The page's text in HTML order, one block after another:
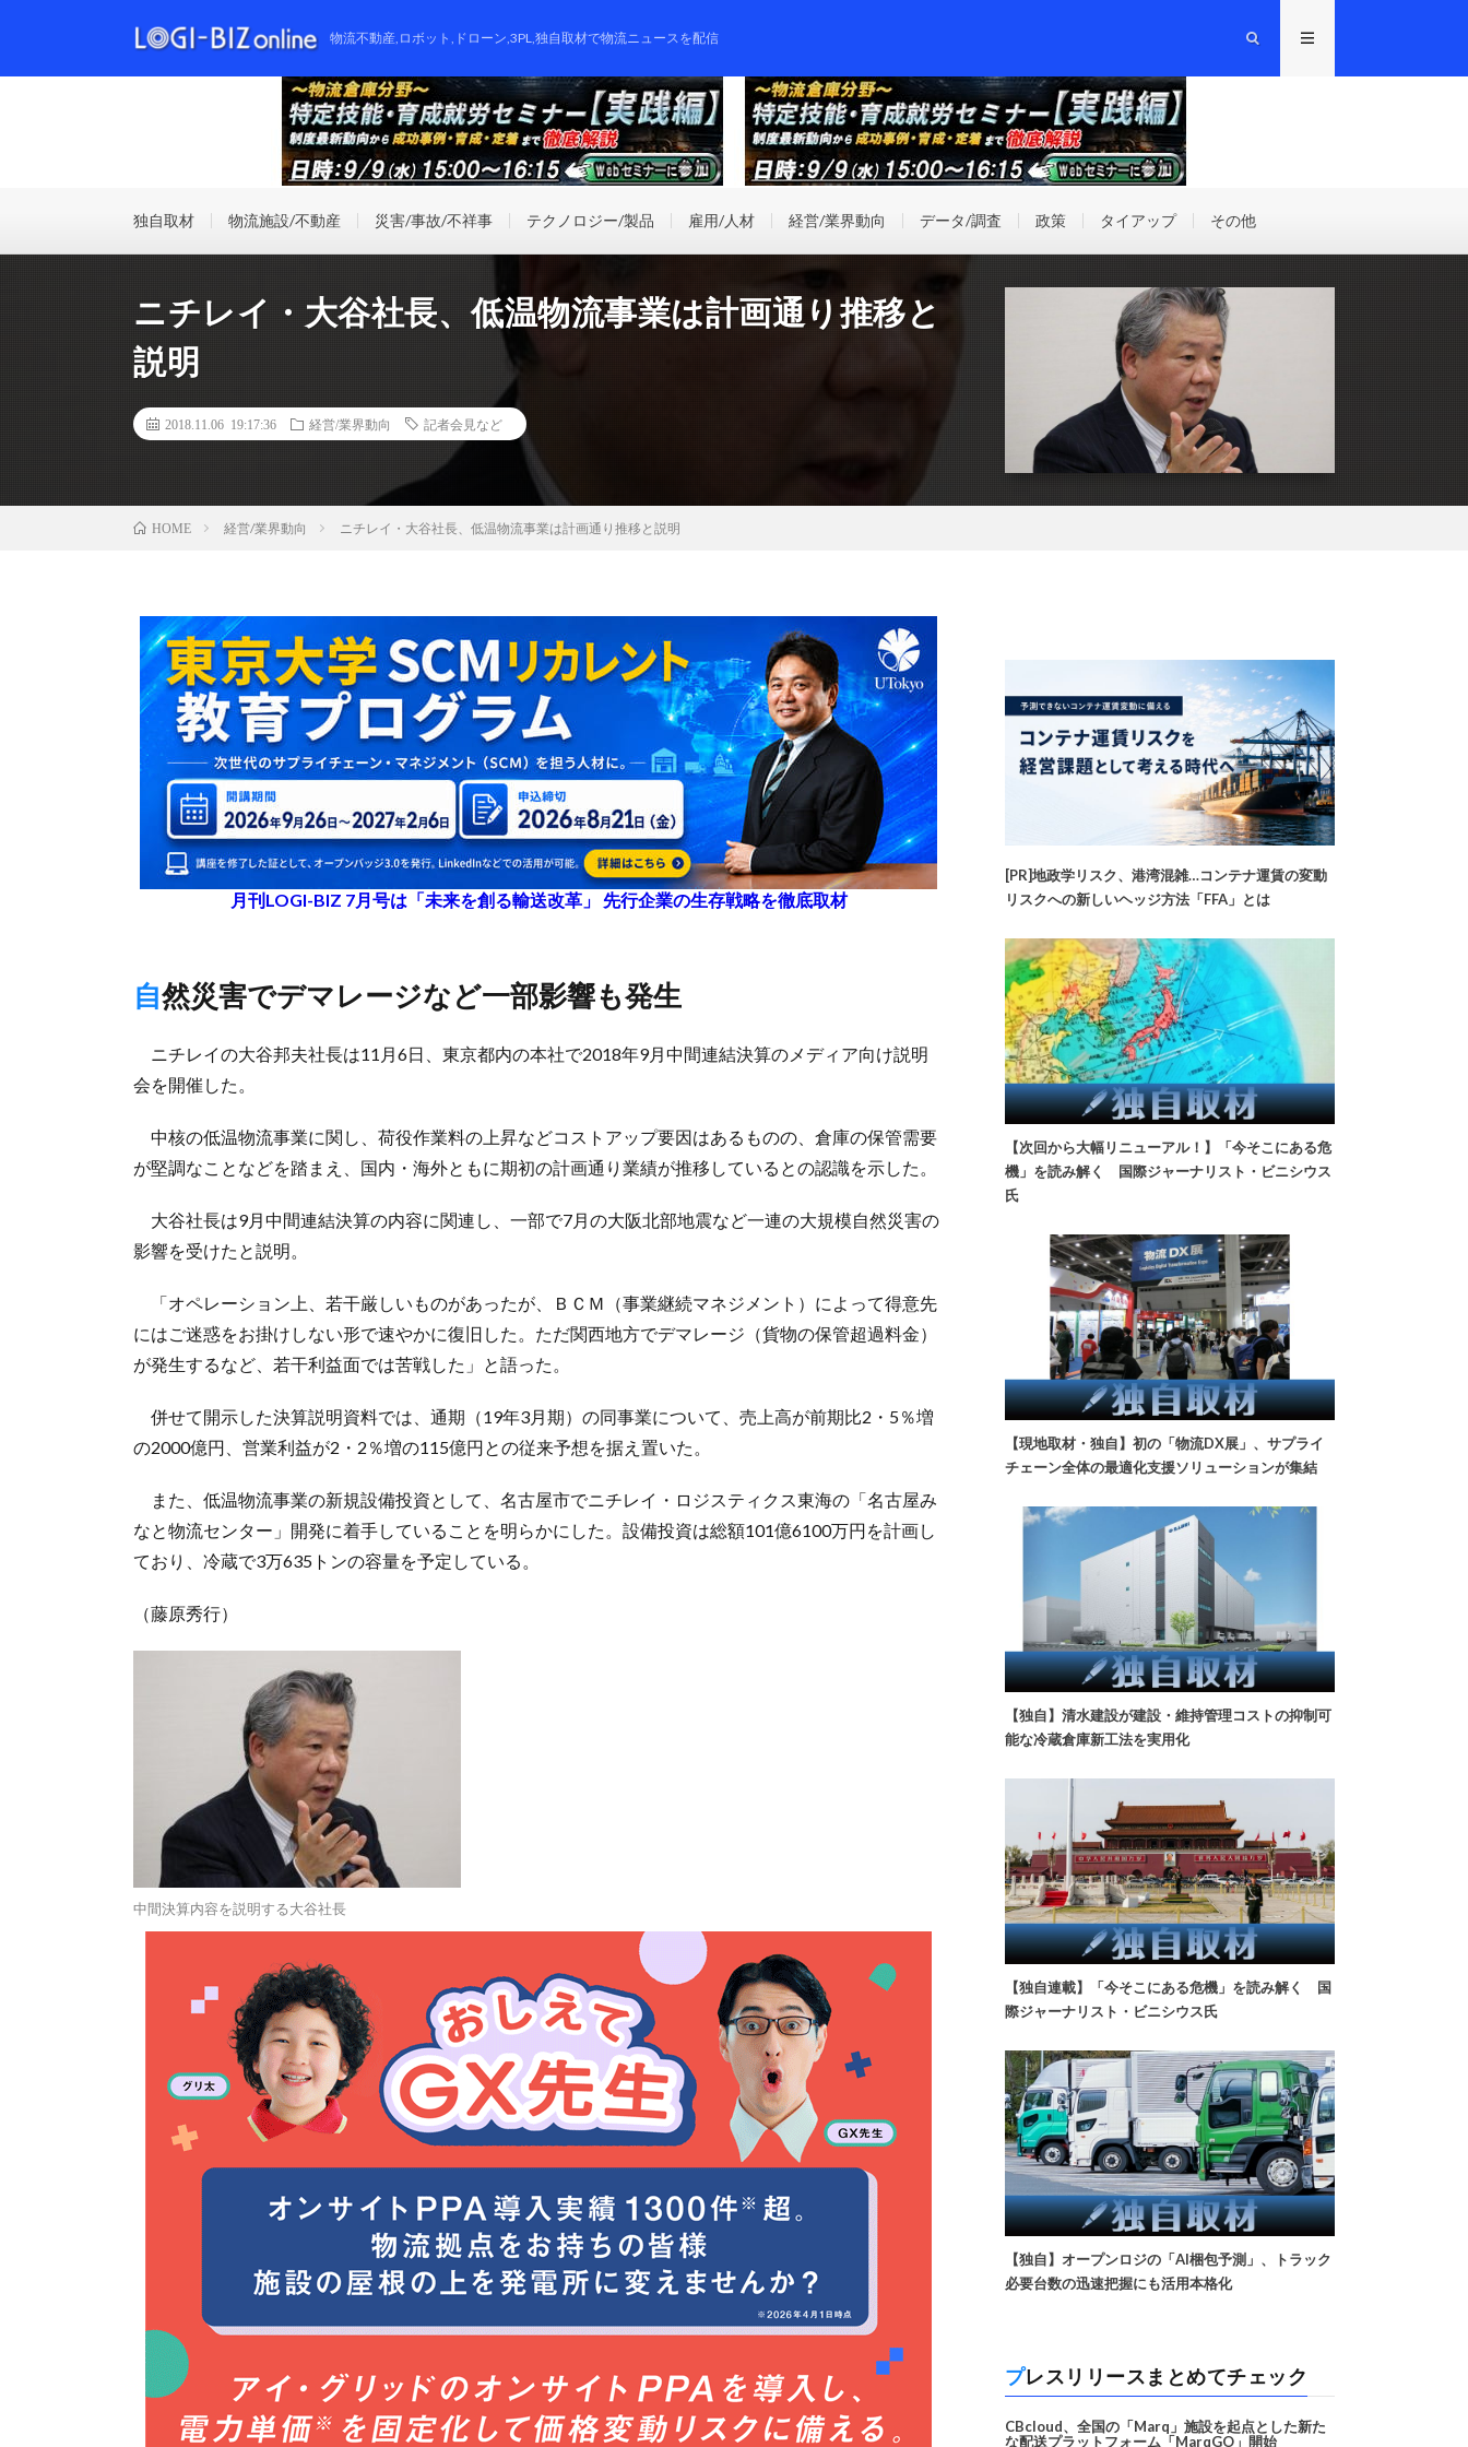
物流不動産,ロボット,ドローン,3PL,独自取材で物流ニュースを配信
独自取材 物流施設/不動産 災害/事故/不祥事 テクノロジー/製品 雇用/人材 経営/業界動向 データ/調査 政策 タイアップ その他
ニチレイ・大谷社長、低温物流事業は計画通り推移と
説明
2018.11.06 19:17:36 経営/業界動向 記者会見など
HOME 経営/業界動向 ニチレイ・大谷社長、低温物流事業は計画通り推移と説明
月刊LOGI-BIZ 7月号は「未来を創る輸送改革」 先行企業の生存戦略を徹底取材
自然災害でデマレージなど一部影響も発生
ニチレイの大谷邦夫社長は11月6日、東京都内の本社で2018年9月中間連結決算のメディア向け説明
会を開催した。
中核の低温物流事業に関し、荷役作業料の上昇などコストアップ要因はあるものの、倉庫の保管需要
が堅調なことなどを踏まえ、国内・海外ともに期初の計画通り業績が推移しているとの認識を示した。
大谷社長は9月中間連結決算の内容に関連し、一部で7月の大阪北部地震など一連の大規模自然災害の
影響を受けたと説明。
「オペレーション上、若干厳しいものがあったが、ＢＣＭ（事業継続マネジメント）によって得意先
にはご迷惑をお掛けしない形で速やかに復旧した。ただ関西地方でデマレージ（貨物の保管超過料金）
が発生するなど、若干利益面では苦戦した」と語った。
併せて開示した決算説明資料では、通期（19年3月期）の同事業について、売上高が前期比2・5％増
の2000億円、営業利益が2・2％増の115億円との従来予想を据え置いた。
また、低温物流事業の新規設備投資として、名古屋市でニチレイ・ロジスティクス東海の「名古屋み
なと物流センター」開発に着手していることを明らかにした。設備投資は総額101億6100万円を計画し
ており、冷蔵で3万635トンの容量を予定している。
（藤原秀行）
中間決算内容を説明する大谷社長
[PR]地政学リスク、港湾混雑…コンテナ運賃の変動
リスクへの新しいヘッジ方法「FFA」とは
【次回から大幅リニューアル！】「今そこにある危
機」を読み解く 国際ジャーナリスト・ビニシウス
氏
【現地取材・独自】初の「物流DX展」、サプライ
チェーン全体の最適化支援ソリューションが集結
【独自】清水建設が建設・維持管理コストの抑制可
能な冷蔵倉庫新工法を実用化
【独自連載】「今そこにある危機」を読み解く 国
際ジャーナリスト・ビニシウス氏
【独自】オープンロジの「AI梱包予測」、トラック
必要台数の迅速把握にも活用本格化
プレスリリースまとめてチェック
CBcloud、全国の「Marq」施設を起点とした新た
な配送プラットフォーム「MarqGO」開始